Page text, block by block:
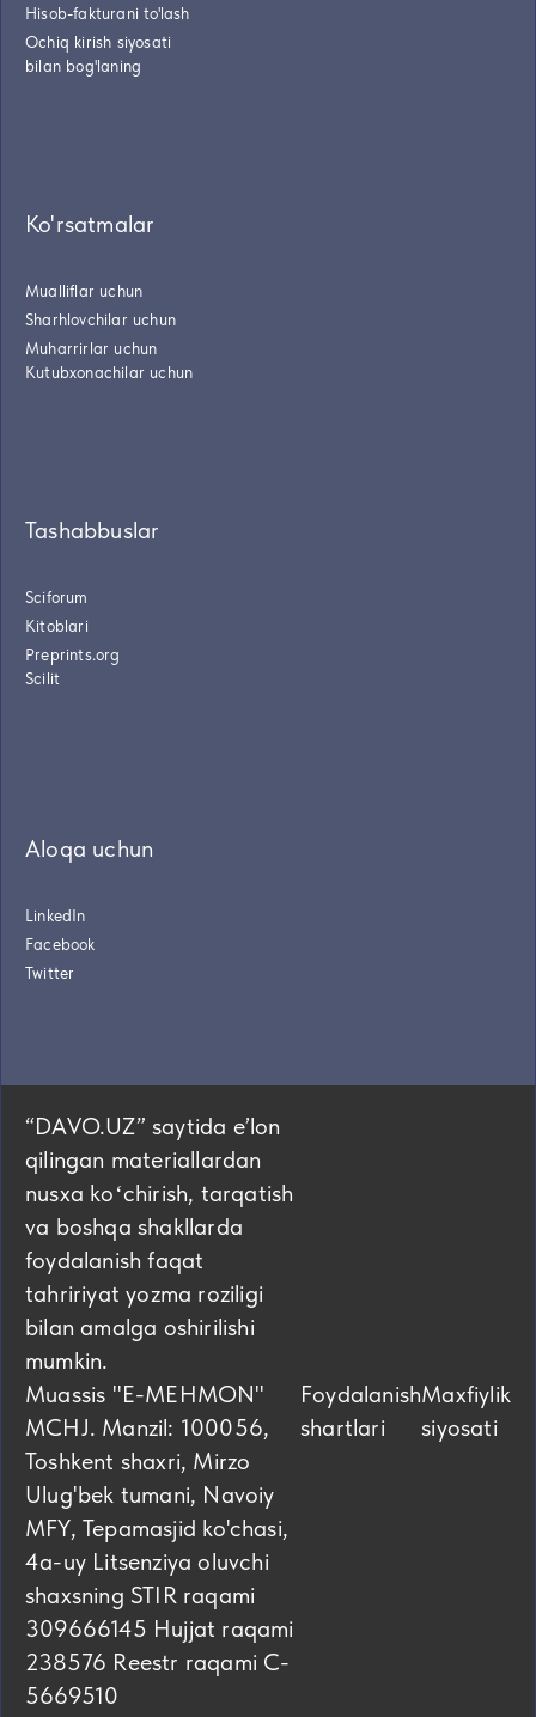
Hisob-fakturani to'lash
Ochiq kirish siyosati
bilan bog'laning
Ko'rsatmalar
Mualliflar uchun
Sharhlovchilar uchun
Muharrirlar uchun
Kutubxonachilar uchun
Tashabbuslar
Sciforum
Kitoblari
Preprints.org
Scilit
Aloqa uchun
LinkedIn
Facebook
Twitter
“DAVO.UZ” saytida eʼlon
qilingan materiallardan
nusxa koʻchirish, tarqatish
va boshqa shakllarda
foydalanish faqat
tahririyat yozma roziligi
bilan amalga oshirilishi
mumkin.
Muassis "E-MEHMON"
MCHJ. Manzil: 100056,
Toshkent shaxri, Mirzo
Ulug'bek tumani, Navoiy
MFY, Tepamasjid ko'chasi,
4а-uy Litsenziya oluvchi
shaxsning STIR raqami
309666145 Hujjat raqami
238576 Reestr raqami C-
5669510
Foydalanish
shartlari
Maxfiylik
siyosati